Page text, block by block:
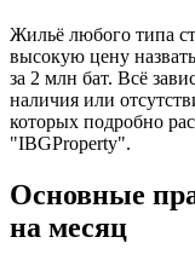
Жильё любого типа
высокую цену
за 2 млн бат. Всё
наличия или
которых подробно
"IBGProperty".
Основные
на месяц